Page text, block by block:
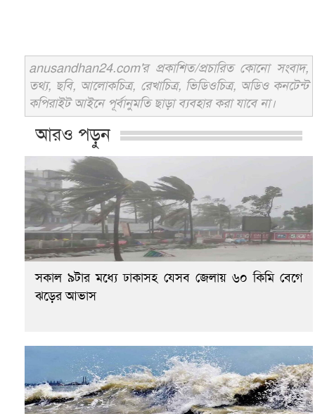
anusandhan24.com'র প্রকাশিত/প্রচারিত কোনো সংবাদ,
তথ্য, ছবি, আলোকচিত্র, রেখাচিত্র, ভিডিওচিত্র, অডিও কনটেন্ট
কপিরাইট আইনে পূর্বানুমতি ছাড়া ব্যবহার করা যাবে না।
আরও পড়ুন
সকাল ৯টার মধ্যে ঢাকাসহ যেসব জেলায় ৬০ কিমি বেগে
ঝড়ের আভাস